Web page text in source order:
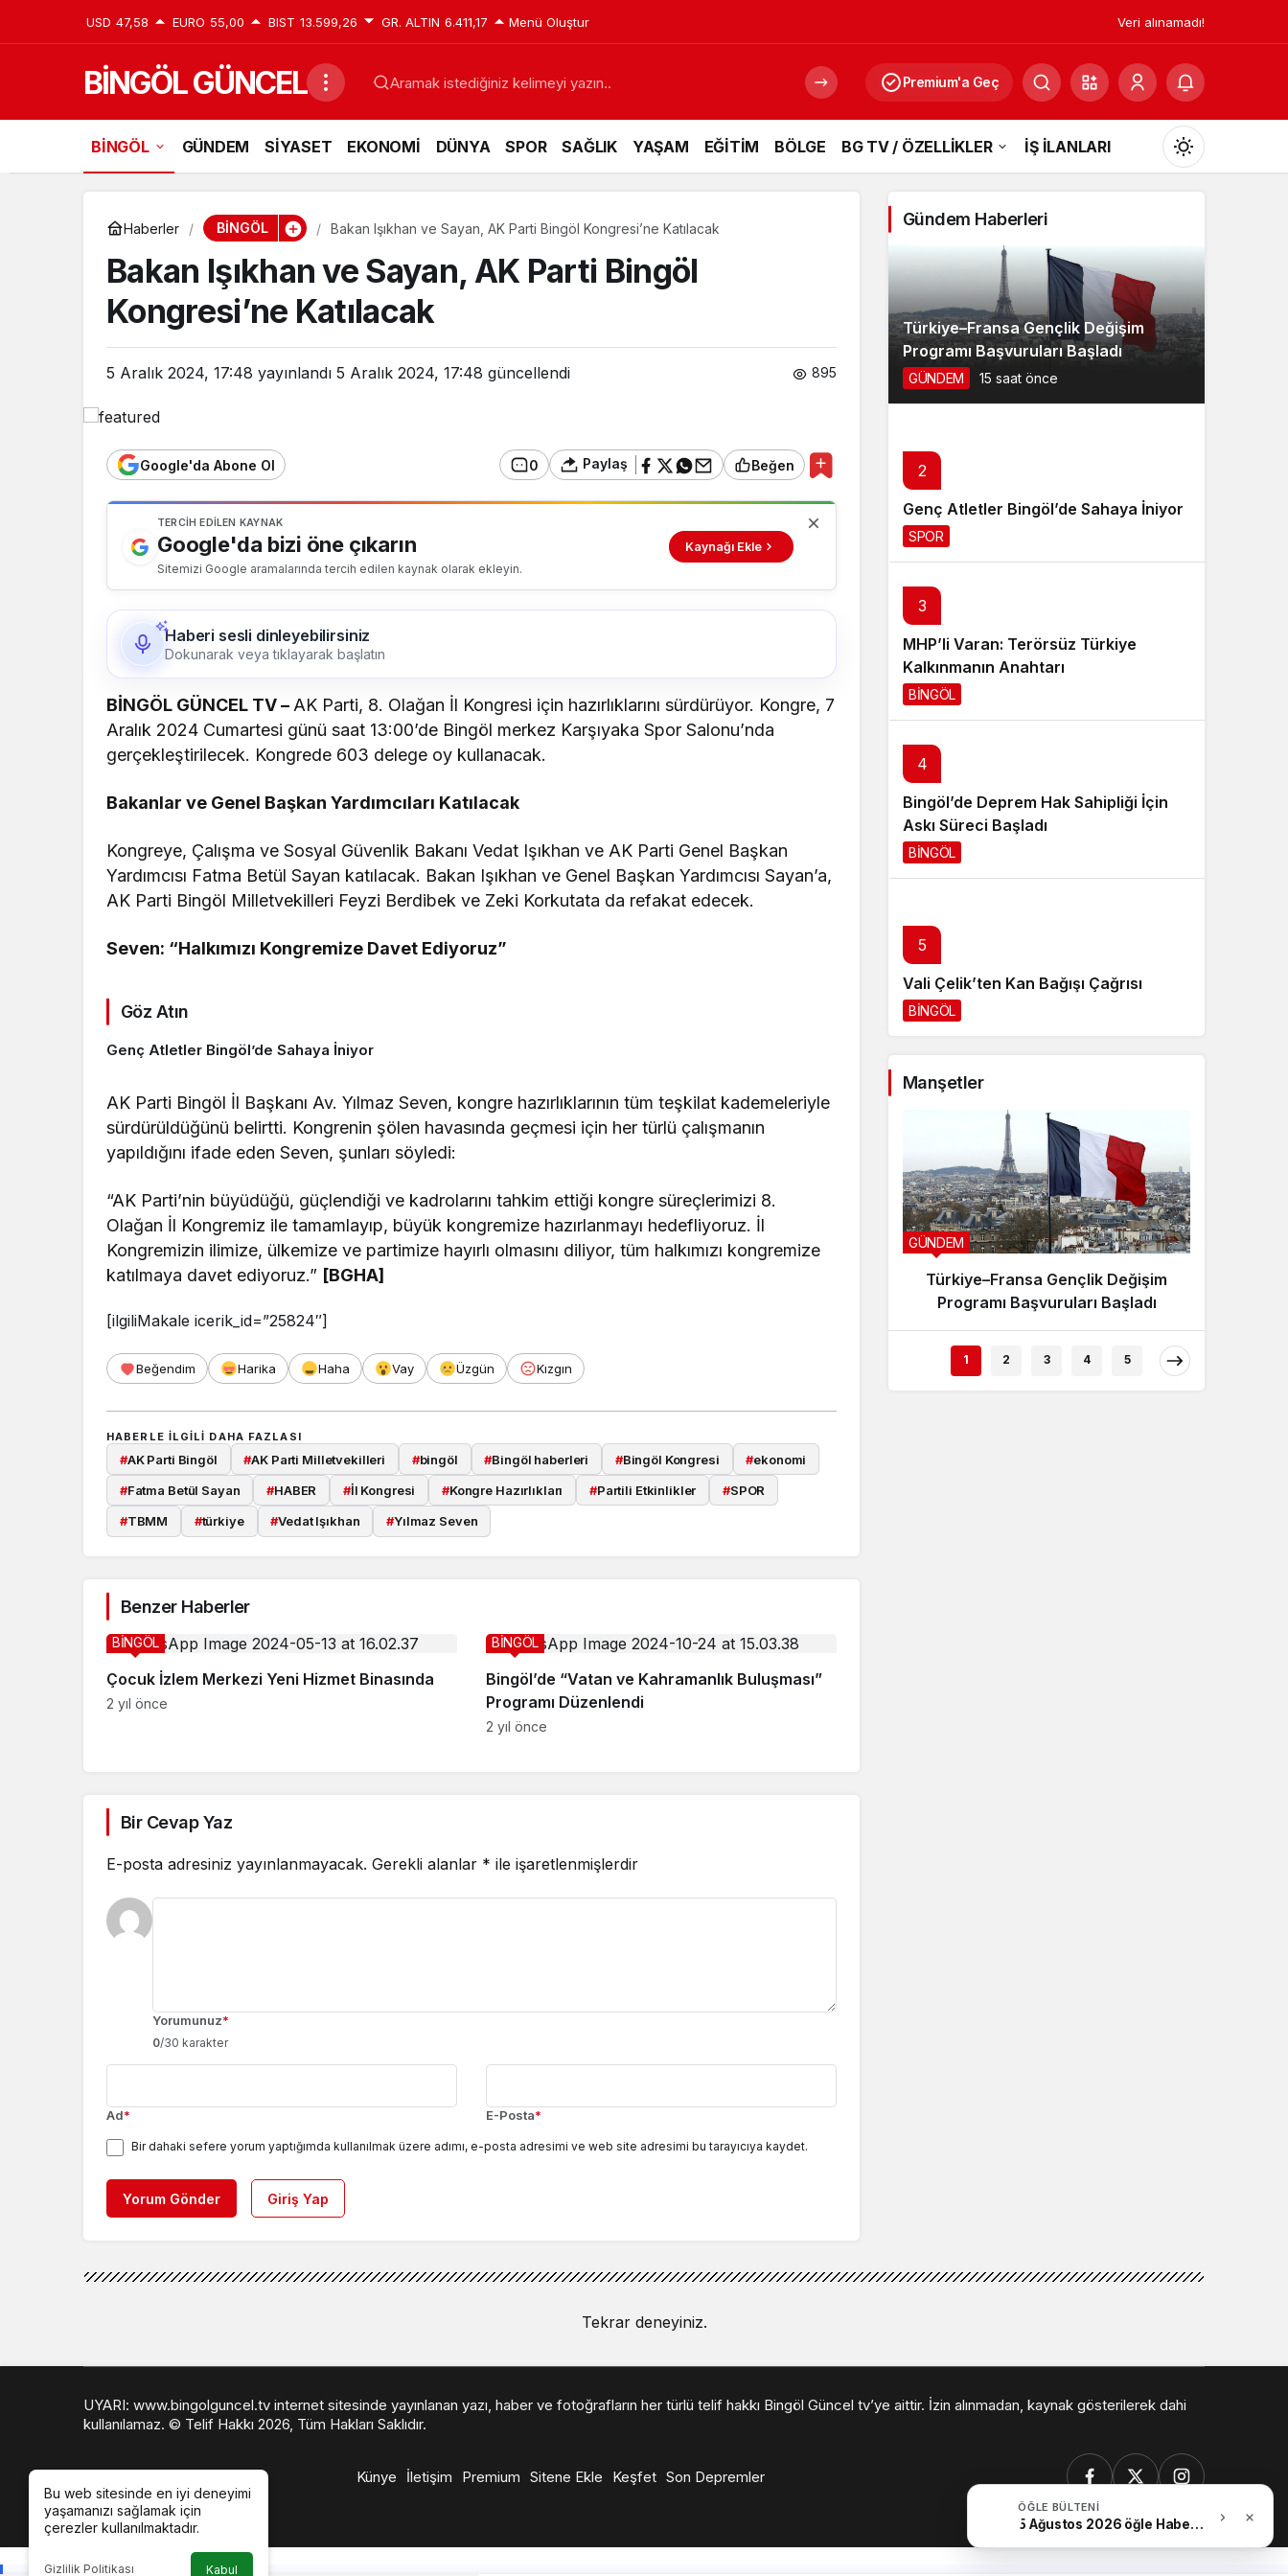
USD 47,58 EURO 55,00 BIST 13.599,26 GR. ALTIN 6.411,17 Menü Oluştur Veri alınamadı!
BİNGÖL GÜNCEL Aramak istediğiniz kelimeyi yazın.. Premium'a Geç
BİNGÖL GÜNDEM SİYASET EKONOMİ DÜNYA SPOR SAĞLIK YAŞAM EĞİTİM BÖLGE BG TV / ÖZELLİKLER İŞ İLANLARI
Mod
değiştir
Gündüz Modu
Gündüz modunu seçin.
Gece Modu
Haberler BİNGÖL Bakan Işıkhan ve Sayan, AK Parti Bingöl Kongresi’ne Katılacak
Bakan Işıkhan ve Sayan, AK Parti Bingöl
Kongresi’ne Katılacak
5 Aralık 2024, 17:48 yayınlandı 5 Aralık 2024, 17:48 güncellendi 895
Google'da Abone Ol 0 Paylaş Beğen
TERCIH EDILEN KAYNAK
Google'da bizi öne çıkarın
Sitemizi Google aramalarında tercih edilen kaynak olarak ekleyin.
Kaynağı Ekle
Haberi sesli dinleyebilirsiniz
Dokunarak veya tıklayarak başlatın
BİNGÖL GÜNCEL TV –AK Parti, 8. Olağan İl Kongresi için hazırlıklarını sürdürüyor. Kongre, 7
Aralık 2024 Cumartesi günü saat 13:00’de Bingöl merkez Karşıyaka Spor Salonu’nda
gerçekleştirilecek. Kongrede 603 delege oy kullanacak.
Bakanlar ve Genel Başkan Yardımcıları Katılacak
Kongreye, Çalışma ve Sosyal Güvenlik Bakanı Vedat Işıkhan ve AK Parti Genel Başkan
Yardımcısı Fatma Betül Sayan katılacak. Bakan Işıkhan ve Genel Başkan Yardımcısı Sayan’a,
AK Parti Bingöl Milletvekilleri Feyzi Berdibek ve Zeki Korkutata da refakat edecek.
Seven: “Halkımızı Kongremize Davet Ediyoruz”
Göz Atın
Genç Atletler Bingöl’de Sahaya İniyor
AK Parti Bingöl İl Başkanı Av. Yılmaz Seven, kongre hazırlıklarının tüm teşkilat kademeleriyle
sürdürüldüğünü belirtti. Kongrenin şölen havasında geçmesi için her türlü çalışmanın
yapıldığını ifade eden Seven, şunları söyledi:
“AK Parti’nin büyüdüğü, güçlendiği ve kadrolarını tahkim ettiği kongre süreçlerimizi 8.
Olağan İl Kongremiz ile tamamlayıp, büyük kongremize hazırlanmayı hedefliyoruz. İl
Kongremizin ilimize, ülkemize ve partimize hayırlı olmasını diliyor, tüm halkımızı kongremize
katılmaya davet ediyoruz.” [BGHA]
[ilgiliMakale icerik_id=”25824″]
Beğendim Harika Haha Vay Üzgün Kızgın
HABERLE ILGILI DAHA FAZLASI
#AK Parti Bingöl #AK Parti Milletvekilleri #bingöl #Bingöl haberleri #Bingöl Kongresi #ekonomi
#Fatma Betül Sayan #HABER #İl Kongresi #Kongre Hazırlıkları #Partili Etkinlikler #SPOR
#TBMM #türkiye #Vedat Işıkhan #Yılmaz Seven
Benzer Haberler
Çocuk İzlem Merkezi Yeni Hizmet Binasında
BİNGÖL
2 yıl önce
Bingöl’de “Vatan ve Kahramanlık Buluşması”
Programı Düzenlendi
BİNGÖL
2 yıl önce
Bir Cevap Yaz
E-posta adresiniz yayınlanmayacak. Gerekli alanlar * ile işaretlenmişlerdir
Yorumunuz*
0/30 karakter
Ad* E-Posta*
Bir dahaki sefere yorum yaptığımda kullanılmak üzere adımı, e-posta adresimi ve web site adresimi bu tarayıcıya kaydet.
Yorum Gönder Giriş Yap
Gündem Haberleri
Türkiye–Fransa Gençlik Değişim
Programı Başvuruları Başladı
GÜNDEM 15 saat önce
2
Genç Atletler Bingöl’de Sahaya İniyor
SPOR
3
MHP’li Varan: Terörsüz Türkiye
Kalkınmanın Anahtarı
BİNGÖL
4
Bingöl’de Deprem Hak Sahipliği İçin
Askı Süreci Başladı
BİNGÖL
5
Vali Çelik’ten Kan Bağışı Çağrısı
BİNGÖL
Manşetler
GÜNDEM
Türkiye–Fransa Gençlik Değişim
Programı Başvuruları Başladı
1 2 3 4 5
Tekrar deneyiniz.
ÖĞLE BÜLTENI
5 Ağustos 2026 öğle Haber Bülteni
Bu web sitesinde en iyi deneyimi
yaşamanızı sağlamak için
çerezler kullanılmaktadır.
Gizlilik Politikası Kabul
UYARI: www.bingolguncel.tv internet sitesinde yayınlanan yazı, haber ve fotoğrafların her türlü telif hakkı Bingöl Güncel tv’ye aittir. İzin alınmadan, kaynak gösterilerek dahi
kullanılamaz. © Telif Hakkı 2026, Tüm Hakları Saklıdır.
Künye İletişim Premium Sitene Ekle Keşfet Son Depremler